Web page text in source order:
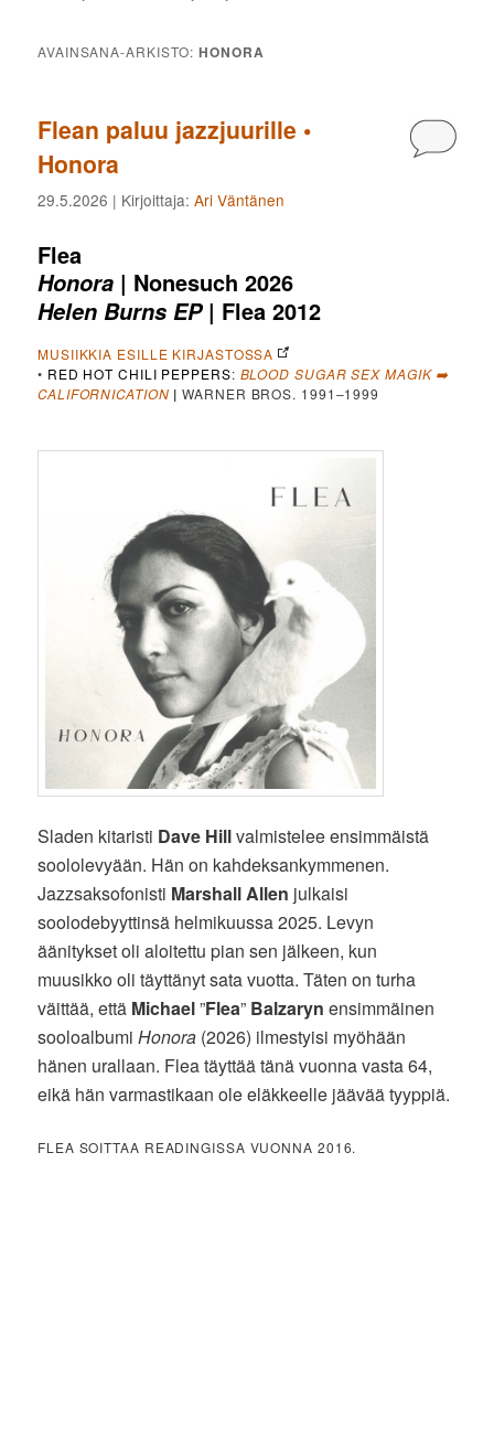
AVAINSANA-ARKISTO:HONORA
Flean paluu jazzjuurille •
Honora
29.5.2026 | Kirjoittaja:Ari Väntänen
Flea
Honora | Nonesuch 2026
Helen Burns EP| Flea 2012
MUSIIKKIA ESILLE KIRJASTOSSA
• RED HOT CHILI PEPPERS: BLOOD SUGAR SEX MAGIK ➡️
CALIFORNICATION | WARNER BROS. 1991–1999
Sladen kitaristi Dave Hillvalmistelee ensimmäistä
soololevyään. Hän on kahdeksankymmenen.
Jazzsaksofonisti Marshall Allen julkaisi
soolodebyyttinsä helmikuussa 2025. Levyn
äänitykset oli aloitettu pian sen jälkeen, kun
muusikko oli täyttänyt sata vuotta. Täten on turha
väittää, että Michael”Flea” Balzaryn ensimmäinen
sooloalbumiHonora (2026) ilmestyisi myöhään
hänen urallaan. Flea täyttää tänä vuonna vasta 64,
eikä hän varmastikaan ole eläkkeelle jäävää tyyppiä.
FLEA SOITTAA READINGISSA VUONNA 2016.